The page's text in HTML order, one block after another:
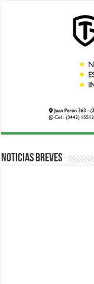
Noticias breves